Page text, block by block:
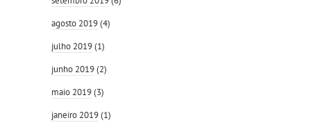
agosto 2019(4)
julho 2019(1)
junho 2019(2)
maio 2019(3)
janeiro 2019(1)